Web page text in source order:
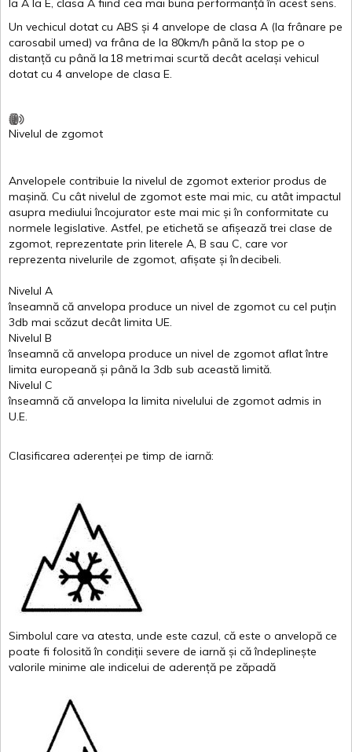
la A la E, clasa A fiind cea mai buna performanță în acest sens.
Un vechicul dotat cu ABS și 4 anvelope de clasa A (la frânare pe
carosabil umed) va frâna de la 80km/h până la stop pe o
distanță cu până la 18 metrimai scurtă decât același vehicul
dotat cu 4 anvelope de clasa E.
Nivelul de zgomot
Anvelopele contribuie la nivelul de zgomot exterior produs de
mașină. Cu cât nivelul de zgomot este mai mic, cu atât impactul
asupra mediului încojurator este mai mic și în conformitate cu
normele legislative. Astfel, pe etichetă se afișează trei clase de
zgomot, reprezentate prin literele A, B sau C, care vor
reprezenta nivelurile de zgomot, afișate și îndecibeli.
Nivelul A
înseamnă că anvelopa produce un nivel de zgomot cu cel puțin
3db mai scăzut decât limita UE.
Nivelul B
înseamnă că anvelopa produce un nivel de zgomot aflat între
limita europeană și până la 3db sub această limită.
Nivelul C
înseamnă că anvelopa la limita nivelului de zgomot admis in
U.E.
Clasificarea aderenței pe timp de iarnă:
Simbolul care va atesta, unde este cazul, că este o anvelopă ce
poate fi folosită în condiții severe de iarnă și că îndeplinește
valorile minime ale indicelui de aderență pe zăpadă